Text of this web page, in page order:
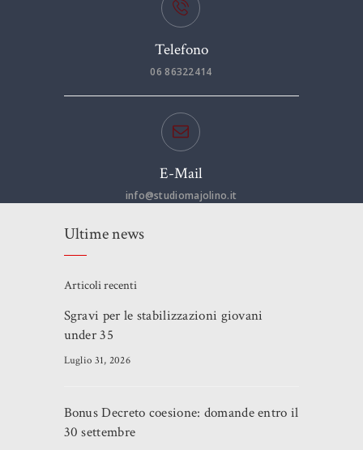
Telefono
06 86322414
E-Mail
info@studiomajolino.it
Ultime news
Articoli recenti
Sgravi per le stabilizzazioni giovani
under 35
Luglio 31, 2026
Bonus Decreto coesione: domande entro il
30 settembre